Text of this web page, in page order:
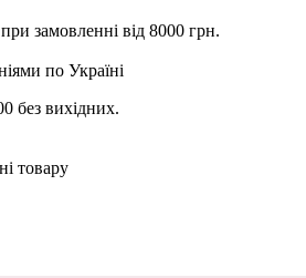
замовленні від 8000 грн.
по Україні
без вихідних.
товару